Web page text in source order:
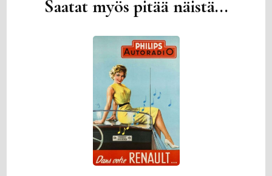
Artikkelien
Saatat myös pitää näistä...